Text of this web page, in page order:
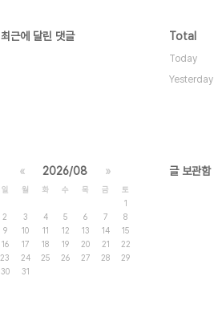
최근에 달린 댓글 Total
Today
Yesterday
« 2026/08 »
일 월 화 수 목 금
토
1
2
3 4 5 6 7
8
9
10 11 12 13 14
15
16
17 18 19 20 21
22
23
24 25 26 27 28
29
30
31
글 보관함